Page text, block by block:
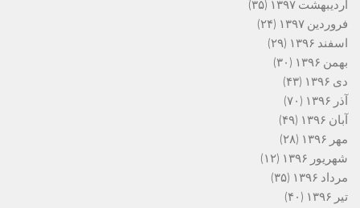
اردیبهشت ۱۳۹۷
(۳۵)
فروردین ۱۳۹۷
(۲۴)
اسفند ۱۳۹۶
(۲۹)
بهمن ۱۳۹۶
(۳۰)
دی ۱۳۹۶
(۴۳)
آذر ۱۳۹۶
(۷۰)
آبان ۱۳۹۶
(۴۹)
مهر ۱۳۹۶
(۲۸)
شهریور ۱۳۹۶
(۱۲)
مرداد ۱۳۹۶
(۳۵)
تیر ۱۳۹۶
(۴۰)